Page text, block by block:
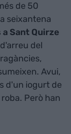
de 50
seixantena
Sant Quirze
del
Avui,
d'un iogurt de
Però han